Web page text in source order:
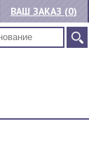
ВАШ ЗАКАЗ (0)